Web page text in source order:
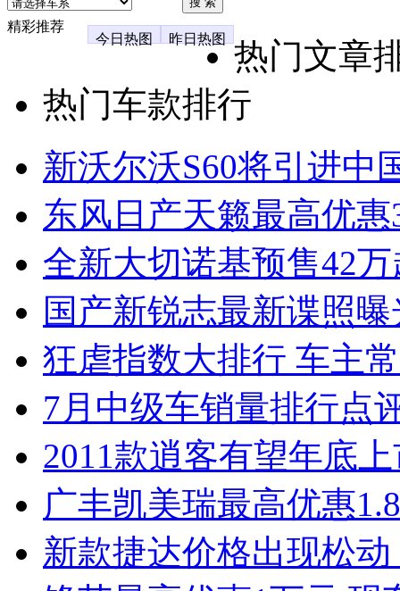
精彩推荐
今日热图
昨日热图
热门文章
热门车款排行
新沃尔沃S60将引进中
东风日产天籁最高优
全新大切诺基预售42
国产新锐志最新谍照
狂虐指数大排行 车主
7月中级车销量排行点
2011款逍客有望年底
广丰凯美瑞最高优惠
新款捷达价格出现松